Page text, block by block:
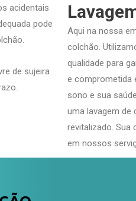
acidentais
pode
de sujeira
Aqui na nossa
colchão.
qualidade para
e comprometida
sono e sua
uma lavagem de
revitalizado. Sua
em nossos